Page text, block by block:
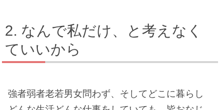
なんで私だけ、と考えなく
ていいから
強者弱者老若男女問わず、そしてどこに暮らし